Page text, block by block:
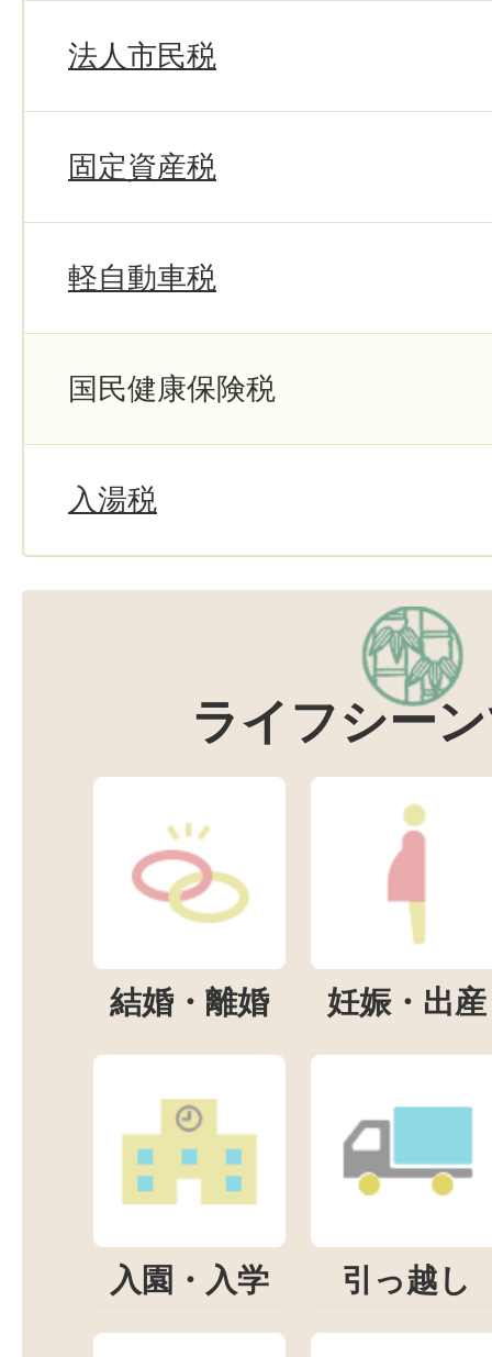
法人市民税
固定資産税
軽自動車税
国民健康保険税
入湯税
ライフシー
結婚・離婚 妊娠・出産
入園・入学 引っ越し